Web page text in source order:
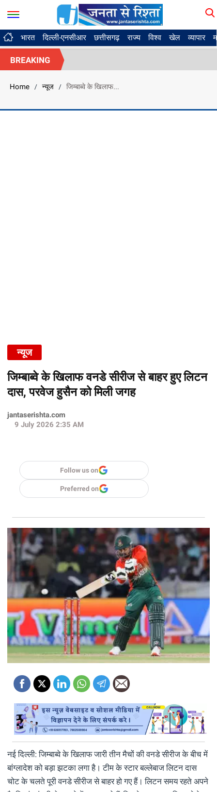
भारत दिल्ली-एनसीआर छत्तीसगढ़ राज्य विश्व खेल व्यापार
BREAKING
Home / न्यूज / जिम्बाब्वे के खिलाफ...
न्यूज
जिम्बाब्वे के खिलाफ वनडे सीरीज से बाहर हुए लिटन
दास, परवेज हुसैन को मिली जगह
jantaserishta.com
9 July 2026 2:35 AM
Follow us on
Preferred on
नई दिल्ली: जिम्बाब्वे के खिलाफ जारी तीन मैचों की वनडे सीरीज के बीच में
बांग्लादेश को बड़ा झटका लगा है। टीम के स्टार बल्लेबाज लिटन दास
चोट के चलते पूरी वनडे सीरीज से बाहर हो गए हैं। लिटन समय रहते अपने